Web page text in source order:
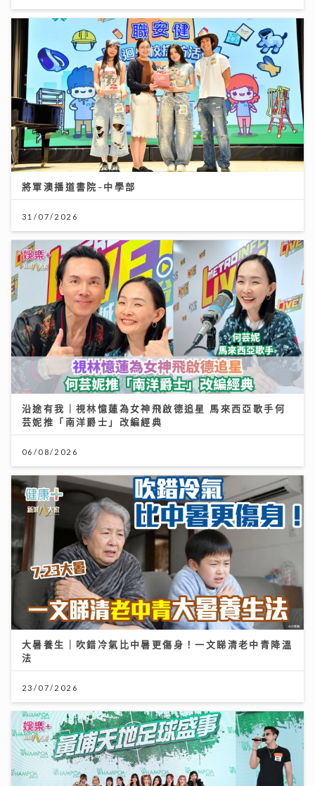
將軍澳播道書院-中學部
31/07/2026
沿途有我｜視林憶蓮為女神飛啟德追星 馬來西亞歌手何
芸妮推「南洋爵士」改編經典
06/08/2026
大暑養生｜吹錯冷氣比中暑更傷身！一文睇清老中青降溫
法
23/07/2026